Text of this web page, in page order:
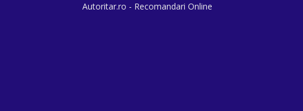
Autoritar.ro - Recomandari Online